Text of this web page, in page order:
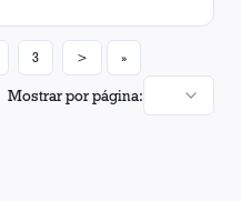
Mostrar por página:
3 > »